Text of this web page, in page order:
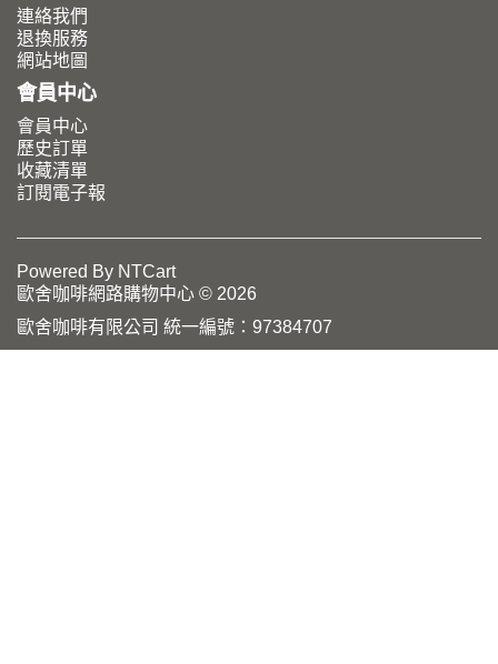
連絡我們
退換服務
網站地圖
會員中心
會員中心
歷史訂單
收藏清單
訂閱電子報
Powered By NTCart
歐舍咖啡網路購物中心 © 2026
歐舍咖啡有限公司 統一編號：97384707